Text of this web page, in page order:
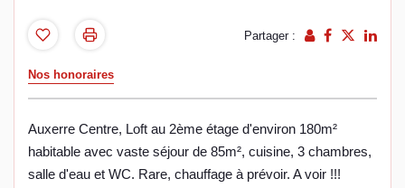
Partager :
Nos honoraires
Auxerre Centre, Loft au 2ème étage d'environ 180m²
habitable avec vaste séjour de 85m², cuisine, 3 chambres,
salle d'eau et WC. Rare, chauffage à prévoir. A voir !!!